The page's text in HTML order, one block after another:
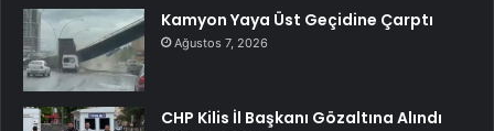
Kamyon Yaya Üst Geçidine Çarptı
Ağustos 7, 2026
CHP Kilis İl Başkanı Gözaltına Alındı